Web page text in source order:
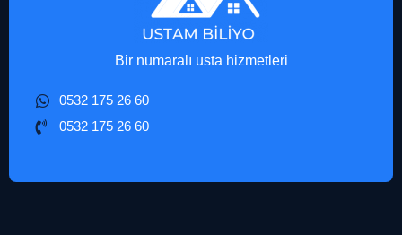
Bir numaralı usta hizmetleri
0532 175 26 60
0532 175 26 60